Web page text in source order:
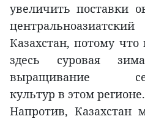
увеличить поставки
Казахстан, потому что
здесь суровая
выращивание
культур в этом регионе.
Напротив, Казахстан